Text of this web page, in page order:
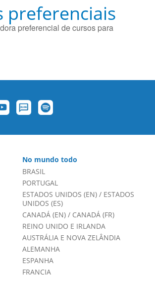
preferenciais
preferencial de cursos para
No mundo todo
BRASIL
PORTUGAL
ESTADOS UNIDOS (EN)/ ESTADOS
UNIDOS (ES)
CANADÁ (EN)/ CANADÁ (FR)
REINO UNIDO E IRLANDA
AUSTRÁLIA E NOVA ZELÂNDIA
ALEMANHA
ESPANHA
FRANCIA